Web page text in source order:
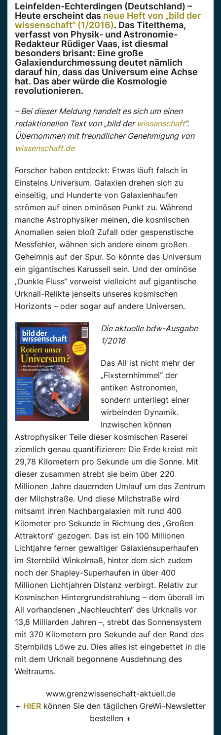
Leinfelden-Echterdingen (Deutschland) –
Heute erscheint das neue Heft von „bild der
wissenschaft“ (1/2016). Das Titelthema,
verfasst von Physik- und Astronomie-
Redakteur Rüdiger Vaas, ist diesmal
besonders brisant: Eine große
Galaxiendurchmessung deutet nämlich
darauf hin, dass das Universum eine Achse
hat. Das aber würde die Kosmologie
revolutionieren.
– Bei dieser Meldung handelt es sich um einen
redaktionellen Text von „bild der wissenschaft“.
Übernommen mit freundlicher Genehmigung von
wissenschaft.de
Forscher haben entdeckt: Etwas läuft falsch in
Einsteins Universum. Galaxien drehen sich zu
einseitig, und Hunderte von Galaxienhaufen
strömen auf einen ominösen Punkt zu. Während
manche Astrophysiker meinen, die kosmischen
Anomalien seien bloß Zufall oder gespenstische
Messfehler, wähnen sich andere einem großen
Geheimnis auf der Spur. So könnte das Universum
ein gigantisches Karussell sein. Und der ominöse
„Dunkle Fluss“ verweist vielleicht auf gigantische
Urknall-Relikte jenseits unseres kosmischen
Horizonts – oder sogar auf andere Universen.
Die aktuelle bdw-Ausgabe
1/2016
Das All ist nicht mehr der
„Fixsternhimmel“ der
antiken Astronomen,
sondern unterliegt einer
wirbelnden Dynamik.
Inzwischen können
Astrophysiker Teile dieser kosmischen Raserei
ziemlich genau quantifizieren: Die Erde kreist mit
29,78 Kilometern pro Sekunde um die Sonne. Mit
dieser zusammen strebt sie beim über 220
Millionen Jahre dauernden Umlauf um das Zentrum
der Milchstraße. Und diese Milchstraße wird
mitsamt ihren Nachbargalaxien mit rund 400
Kilometer pro Sekunde in Richtung des „Großen
Attraktors“ gezogen. Das ist ein 100 Millionen
Lichtjahre ferner gewaltiger Galaxiensuperhaufen
im Sternbild Winkelmaß, hinter dem sich zudem
noch der Shapley-Superhaufen in über 400
Millionen Lichtjahren Distanz verbirgt. Relativ zur
Kosmischen Hintergrundstrahlung – dem überall im
All vorhandenen „Nachleuchten“ des Urknalls vor
13,8 Milliarden Jahren –, strebt das Sonnensystem
mit 370 Kilometern pro Sekunde auf den Rand des
Sternbilds Löwe zu. Dies alles ist eingebettet in die
mit dem Urknall begonnene Ausdehnung des
Weltraums.
www.grenzwissenschaft-aktuell.de
+ HIER können Sie den täglichen GreWi-Newsletter
bestellen +